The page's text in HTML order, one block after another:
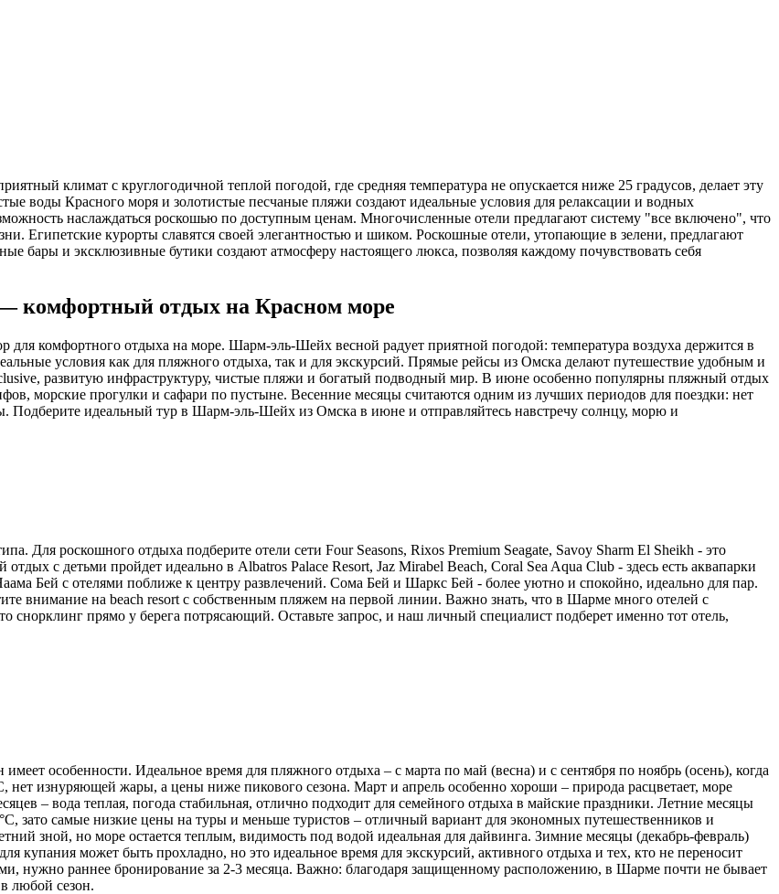
климат с круглогодичной теплой погодой, где средняя температура не опускается ниже 25 градусов, делает эту
воды Красного моря и золотистые песчаные пляжи создают идеальные условия для релаксации и водных
наслаждаться роскошью по доступным ценам. Многочисленные отели предлагают систему "все включено", что
Египетские курорты славятся своей элегантностью и шиком. Роскошные отели, утопающие в зелени, предлагают
бары и эксклюзивные бутики создают атмосферу настоящего люкса, позволяя каждому почувствовать себя
комфортный отдых на Красном море
комфортного отдыха на море. Шарм-эль-Шейх весной радует приятной погодой: температура воздуха держится в
условия как для пляжного отдыха, так и для экскурсий. Прямые рейсы из Омска делают путешествие удобным и
развитую инфраструктуру, чистые пляжи и богатый подводный мир. В июне особенно популярны пляжный отдых
морские прогулки и сафари по пустыне. Весенние месяцы считаются одним из лучших периодов для поездки: нет
идеальный тур в Шарм-эль-Шейх из Омска в июне и отправляйтесь навстречу солнцу, морю и
Для роскошного отдыха подберите отели сети Four Seasons, Rixos Premium Seagate, Savoy Sharm El Sheikh - это
с детьми пройдет идеально в Albatros Palace Resort, Jaz Mirabel Beach, Coral Sea Aqua Club - здесь есть аквапарки
Бей с отелями поближе к центру развлечений. Сома Бей и Шаркс Бей - более уютно и спокойно, идеально для пар.
внимание на beach resort с собственным пляжем на первой линии. Важно знать, что в Шарме много отелей с
снорклинг прямо у берега потрясающий. Оставьте запрос, и наш личный специалист подберет именно тот отель,
особенности. Идеальное время для пляжного отдыха – с марта по май (весна) и с сентября по ноябрь (осень), когда
нет изнуряющей жары, а цены ниже пикового сезона. Март и апрель особенно хороши – природа расцветает, море
– вода теплая, погода стабильная, отлично подходит для семейного отдыха в майские праздники. Летние месяцы
зато самые низкие цены на туры и меньше туристов – отличный вариант для экономных путешественников и
зной, но море остается теплым, видимость под водой идеальная для дайвинга. Зимние месяцы (декабрь-февраль)
купания может быть прохладно, но это идеальное время для экскурсий, активного отдыха и тех, кто не переносит
нужно раннее бронирование за 2-3 месяца. Важно: благодаря защищенному расположению, в Шарме почти не бывает
любой сезон.